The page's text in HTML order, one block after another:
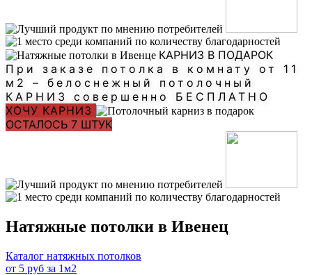
КАРНИЗ В ПОДАРОК
При заказе потолка в комнату от 11
м2 – белоснежный потолочный
КАРНИЗ совершенно БЕСПЛАТНО
ХОЧУ КАРНИЗ
ОСТАЛОСЬ 7 ШТУК
Натяжные потолки в Ивенец
Каталог натяжных потолков
от 5 руб за 1м2